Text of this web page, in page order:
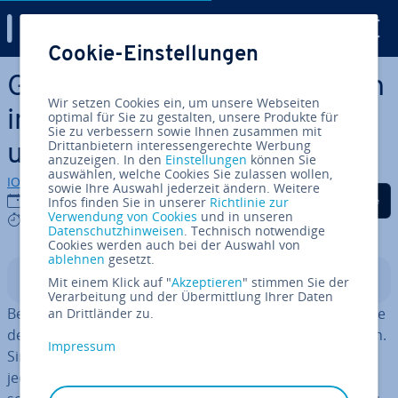
Zum Haupt­in­halt springen
Google: Kontakte im­por­tie­ren
in Gmail, Google Workspace
und Co.
IONOS Redaktion
16.12.2024
5 mins
Auf Facebook teilen
Auf Twitter teilen
Auf LinkedIn
In­halts­ver­zeich­nis
Bei der Nutzung eines E-Mail-Programms zählt die Pflege
des Adress­buchs seit jeher zu den wich­tigs­ten Aufgaben.
Sind alle wichtigen Kon­takt­da­ten ge­spei­chert und
jederzeit griff­be­reit, ist der Versand privater oder ge­
Cookie-Einstellungen
Wir setzen Cookies ein, um unsere Webseiten
optimal für Sie zu gestalten, unsere Produkte für
Sie zu verbessern sowie Ihnen zusammen mit
Drittanbietern interessengerechte Werbung
anzuzeigen. In den Einstellungen können Sie
auswählen, welche Cookies Sie zulassen wollen,
sowie Ihre Auswahl jederzeit ändern. Weitere
Infos finden Sie in unserer Richtlinie zur
Verwendung von Cookies und in unseren
Datenschutzhinweisen. Technisch notwendige
Cookies werden auch bei der Auswahl von
ablehnen gesetzt.
Mit einem Klick auf "Akzeptieren" stimmen Sie der
Verarbeitung und der Übermittlung Ihrer Daten
an Drittländer zu.
Impressum